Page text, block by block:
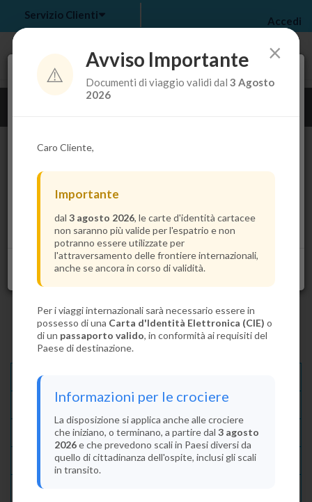
my bookings >
Servizio Clienti Accedi
Disponibilità
Condizioni
Recensioni
×
⚠️
Avviso Importante
Documenti di viaggio validi dal3 Agosto
2026
Caro Cliente,
Importante
dal 3 agosto 2026, le carte d'identità cartacee
non saranno più valide per l'espatrio e non
potranno essere utilizzate per
l'attraversamento delle frontiere internazionali,
anche se ancora in corso di validità.
Per i viaggi internazionali sarà necessario essere in
possesso di una Carta d'Identità Elettronica (CIE) o
di un passaporto valido, in conformità ai requisiti del
Paese di destinazione.
Informazioni per le crociere
La disposizione si applica anche alle crociere
che iniziano, o terminano, a partire dal 3 agosto
2026e che prevedono scali in Paesi diversi da
quello di cittadinanza dell'ospite, inclusi gli scali
in transito.
Tra pochi secondi troverai il prezzo più basso per la
tua crociera.